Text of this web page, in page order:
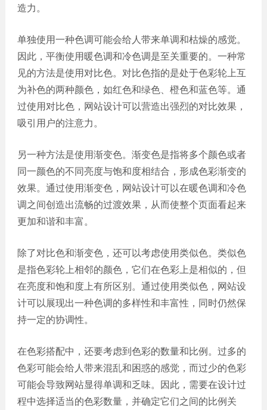
造力。
单独使用一种色调可能会给人带来单调和枯燥的感觉。
因此，平衡使用暖色调和冷色调是至关重要的。一种常
见的方法是使用对比色。对比色指的是处于色彩轮上互
为补色的两种颜色，如红色和绿色、橙色和蓝色等。通
过使用对比色，网站设计可以营造出强烈的对比效果，
吸引用户的注意力。
另一种方法是使用渐变色。渐变色是指将多个颜色或者
同一颜色的不同亮度与饱和度相结合，形成色彩渐变的
效果。通过使用渐变色，网站设计可以在暖色调和冷色
调之间创造出流畅的过渡效果，从而使整个页面看起来
更加和谐和丰富。
除了对比色和渐变色，还可以考虑使用类似色。类似色
是指色彩轮上相邻的颜色，它们在色彩上是相似的，但
在亮度和饱和度上有所区别。通过使用类似色，网站设
计可以展现出一种色调的多样性和丰富性，同时仍然保
持一定的协调性。
在色彩搭配中，还要考虑到色彩的数量和比例。过多的
色彩可能会给人带来混乱和困惑的感觉，而过少的色彩
可能会导致网站显得单调和乏味。因此，需要在设计过
程中选择适当的色彩数量，并确定它们之间的比例关